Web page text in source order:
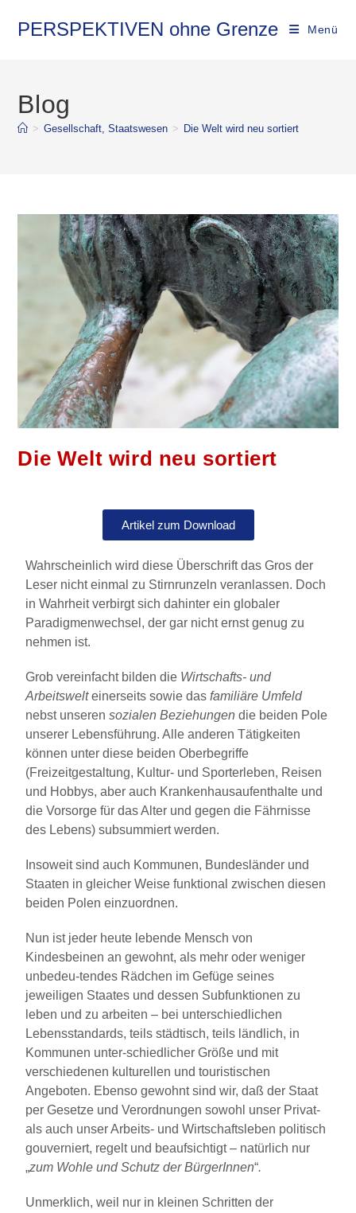
PERSPEKTIVEN ohne Grenze Menü
Blog
> Gesellschaft, Staatswesen > Die Welt wird neu sortiert
Die Welt wird neu sortiert
Artikel zum Download
Wahrscheinlich wird diese Überschrift das Gros der
Leser nicht einmal zu Stirnrunzeln veranlassen. Doch
in Wahrheit verbirgt sich dahinter ein globaler
Paradigmenwechsel, der gar nicht ernst genug zu
nehmen ist.
Grob vereinfacht bilden die Wirtschafts- und
Arbeitswelteinerseits sowie dasfamiliäre Umfeld
nebst unserensozialen Beziehungen die beiden Pole
unserer Lebensführung. Alle anderen Tätigkeiten
können unter diese beiden Oberbegriffe
(Freizeitgestaltung, Kultur- und Sporterleben, Reisen
und Hobbys, aber auch Krankenhausaufenthalte und
die Vorsorge für das Alter und gegen die Fährnisse
des Lebens) subsummiert werden.
Insoweit sind auch Kommunen, Bundesländer und
Staaten in gleicher Weise funktional zwischen diesen
beiden Polen einzuordnen.
Nun ist jeder heute lebende Mensch von
Kindesbeinen an gewohnt, als mehr oder weniger
unbedeu-tendes Rädchen im Gefüge seines
jeweiligen Staates und dessen Subfunktionen zu
leben und zu arbeiten – bei unterschiedlichen
Lebensstandards, teils städtisch, teils ländlich, in
Kommunen unter-schiedlicher Größe und mit
verschiedenen kulturellen und touristischen
Angeboten. Ebenso gewohnt sind wir, daß der Staat
per Gesetze und Verordnungen sowohl unser Privat-
als auch unser Arbeits- und Wirtschaftsleben politisch
gouverniert, regelt und beaufsichtigt – natürlich nur
„zum Wohle und Schutz der BürgerInnen“.
Unmerklich, weil nur in kleinen Schritten der